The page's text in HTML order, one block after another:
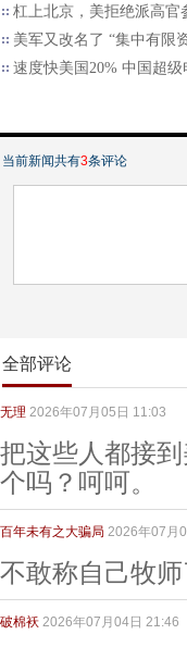
杠上北京，美拒绝派高官
美军又改名了 “集中有限
速度快美国20% 中国超
当前新闻共有3条评论
全部评论
无理 2026年07月05日 11:03
把这些人都接
个吗？呵呵。
百年未有之大骗局 2026年07月
不敢称自己牧
破棉袄 2026年07月04日 21:46